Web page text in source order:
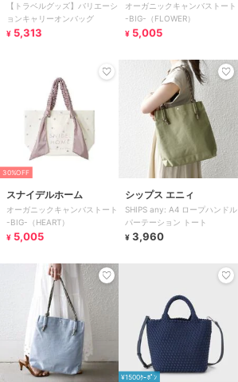
【トラベルグッズ】バリエーシ
ョンキャリーオンバッグ
¥ 5,313
オーガニックキャンバストート
-BIG-（FLOWER）
¥ 5,005
30%OFF
スナイデルホーム
オーガニックキャンバストート
-BIG-（HEART）
¥ 5,005
シップス エニィ
SHIPS any: A4 ロープハンドル
パーテーション トート
¥ 3,960
¥1500ｸｰﾎﾟﾝ